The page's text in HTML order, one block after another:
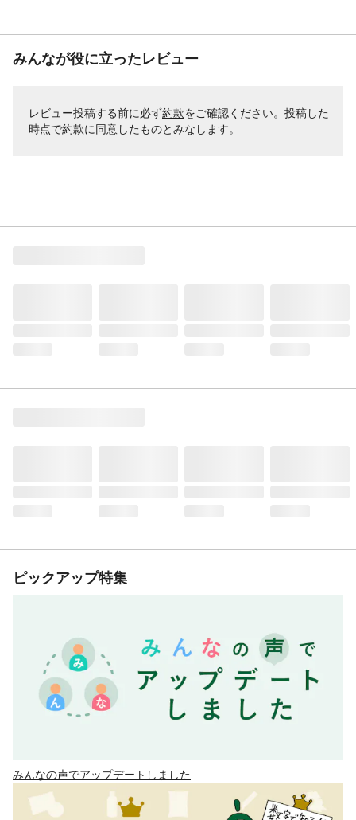
みんなが役に立ったレビュー
レビュー投稿する前に必ず約款をご確認ください。投稿した
時点で約款に同意したものとみなします。
ピックアップ特集
みんなの声でアップデートしました